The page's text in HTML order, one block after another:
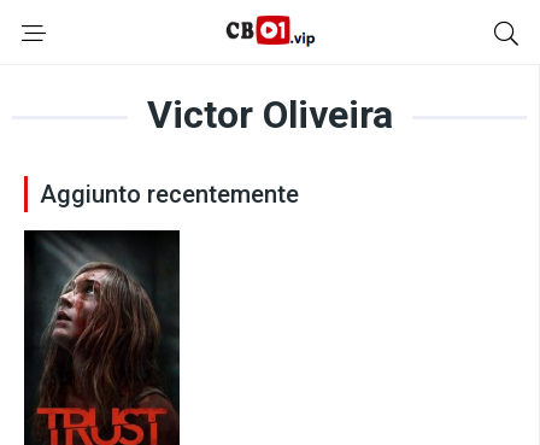
Victor Oliveira
Aggiunto recentemente